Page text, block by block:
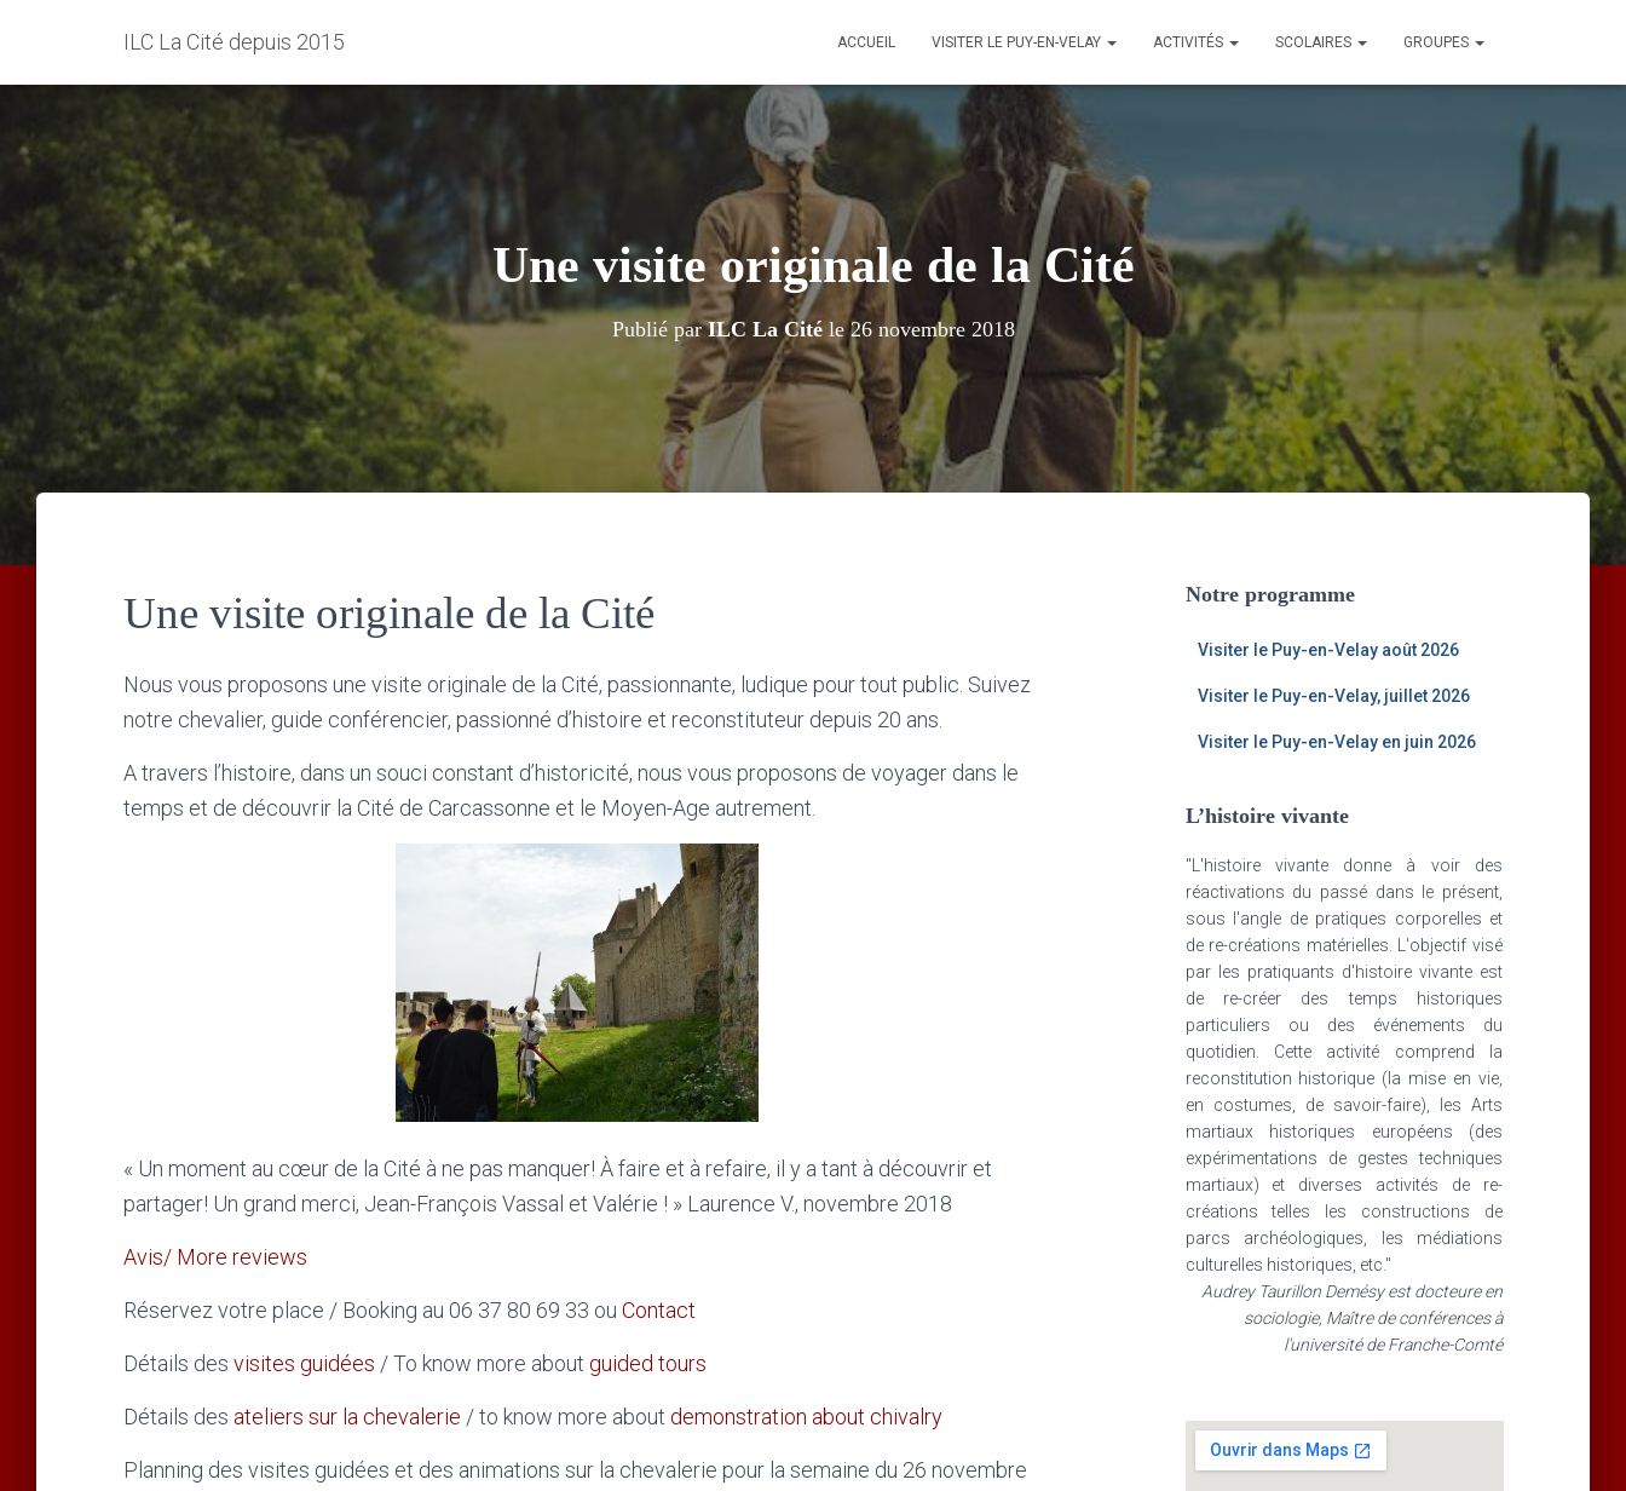
ILC La Cité depuis 2015 ACCUEIL VISITER LE PUY-EN-VELAY ACTIVITÉS SCOLAIRES GROUPES
Une visite originale de la Cité
Publié parILC La Citéle26 novembre 2018
Une visite originale de la Cité
Nous vous proposons une visite originale de la Cité, passionnante, ludique pour tout public. Suivez
notre chevalier, guide conférencier, passionné d’histoire et reconstituteur depuis 20 ans.
A travers l’histoire, dans un souci constant d’historicité, nous vous proposons de voyager dans le
temps et de découvrir la Cité de Carcassonne et le Moyen-Age autrement.
« Un moment au cœur de la Cité à ne pas manquer! À faire et à refaire, il y a tant à découvrir et
partager! Un grand merci, Jean-François Vassal et Valérie ! » Laurence V., novembre 2018
Avis/ More reviews
Réservez votre place / Booking au 06 37 80 69 33 ou Contact
Détails des visites guidées / To know more about guided tours
Détails des ateliers sur la chevalerie / to know more about demonstration about chivalry
Planning des visites guidées et des animations sur la chevalerie pour la semaine du 26 novembre
Notre programme
Visiter le Puy-en-Velay août 2026
Visiter le Puy-en-Velay, juillet 2026
Visiter le Puy-en-Velay en juin 2026
L’histoire vivante
"L'histoire vivante donne à voir des
réactivations du passé dans le présent,
sous l'angle de pratiques corporelles et
de re-créations matérielles. L'objectif visé
par les pratiquants d'histoire vivante est
de re-créer des temps historiques
particuliers ou des événements du
quotidien. Cette activité comprend la
reconstitution historique (la mise en vie,
en costumes, de savoir-faire), les Arts
martiaux historiques européens (des
expérimentations de gestes techniques
martiaux) et diverses activités de re-
créations telles les constructions de
parcs archéologiques, les médiations
culturelles historiques, etc."
Audrey Taurillon Demésy est docteure en
sociologie, Maître de conférences à
l'université de Franche-Comté